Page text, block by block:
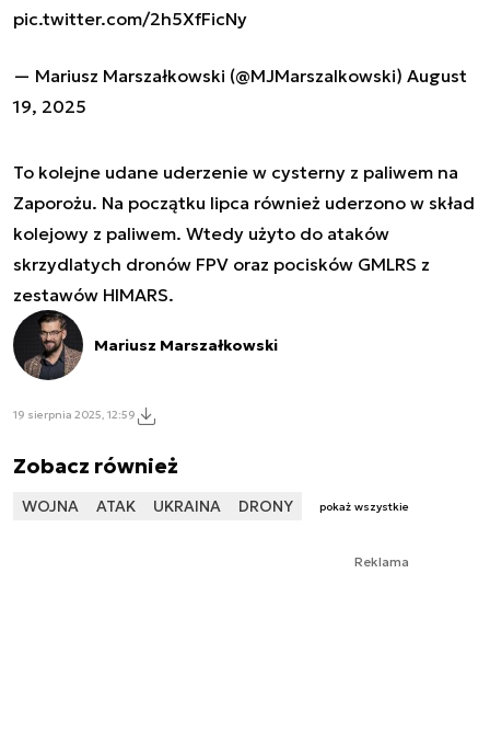
pic.twitter.com/2h5XfFicNy
— Mariusz Marszałkowski (@MJMarszalkowski) August
19, 2025
To kolejne udane uderzenie w cysterny z paliwem na
Zaporożu. Na początku lipca również uderzono w skład
kolejowy z paliwem. Wtedy użyto do ataków
skrzydlatych dronów FPV oraz pocisków GMLRS z
zestawów HIMARS.
Mariusz Marszałkowski
19 sierpnia 2025, 12:59
Zobacz również
WOJNA ATAK UKRAINA DRONY pokaż wszystkie
Reklama